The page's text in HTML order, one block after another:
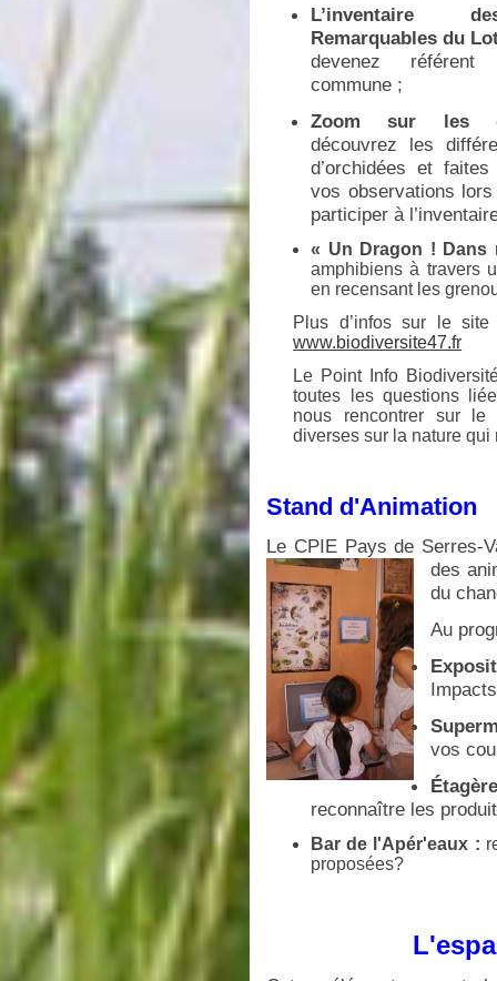
L’inventaire
Remarquables du
devenez
commune ;
Zoom sur les
découvrez les
d’orchidées et
vos observations
participer à
« Un Dragon ! Dans
amphibiens à travers
en recensant les
Plus d’infos sur le
www.biodiversite47.fr
Le Point Info
toutes les questions
nous rencontrer sur le
diverses sur la nature qui
Stand d'Animation
Le CPIE Pays de Serres-
des
du
Au
vos
reconnaître les
Bar de l'Apér'eaux :
proposées?